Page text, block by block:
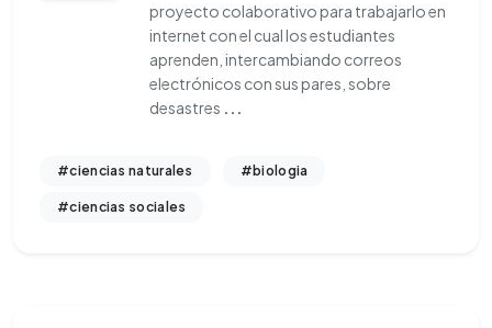
proyecto colaborativo para trabajarlo en
internet con el cual los estudiantes
aprenden, intercambiando correos
electrónicos con sus pares, sobre
desastres ...
#ciencias naturales #biologia
#ciencias sociales